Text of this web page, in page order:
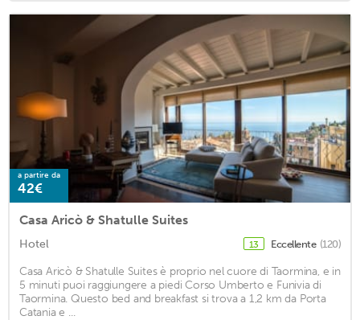
a partire da
42€
Casa Aricò & Shatulle Suites
Hotel 13 Eccellente (120)
Casa Aricò & Shatulle Suites è proprio nel cuore di Taormina, e in
5 minuti puoi raggiungere a piedi Corso Umberto e Funivia di
Taormina. Questo bed and breakfast si trova a 1,2 km da Porta
Catania e ...